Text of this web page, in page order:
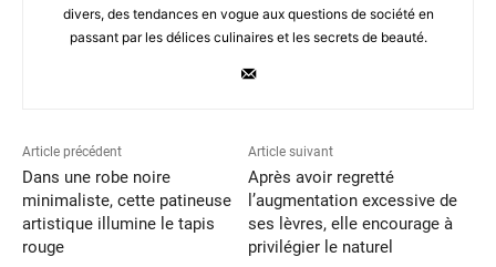
divers, des tendances en vogue aux questions de société en
passant par les délices culinaires et les secrets de beauté.
Article précédent
Dans une robe noire
minimaliste, cette patineuse
artistique illumine le tapis
rouge
Article suivant
Après avoir regretté
l’augmentation excessive de
ses lèvres, elle encourage à
privilégier le naturel